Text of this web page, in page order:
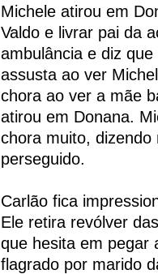
Michele atirou em
Valdo e livrar pai da
ambulância e diz
assusta ao ver
chora ao ver a mãe
atirou em Donana.
chora muito,
perseguido.
Carlão fica
Ele retira revólver
que hesita em pegar
flagrado por marido